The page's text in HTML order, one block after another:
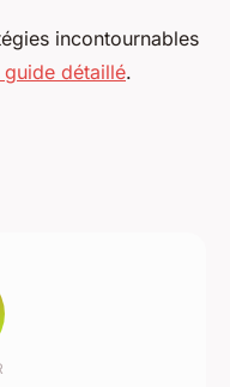
incontournables
guide détaillé.